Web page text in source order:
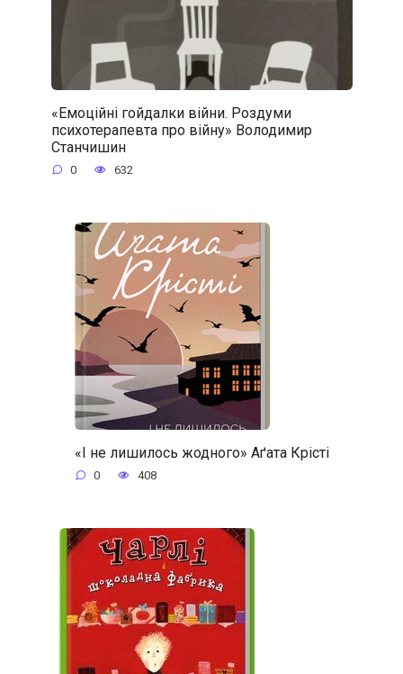
«Емоційні гойдалки війни. Роздуми
психотерапевта про війну» Володимир
Станчишин
0 632
«І не лишилось жодного» Аґата Крісті
0 408